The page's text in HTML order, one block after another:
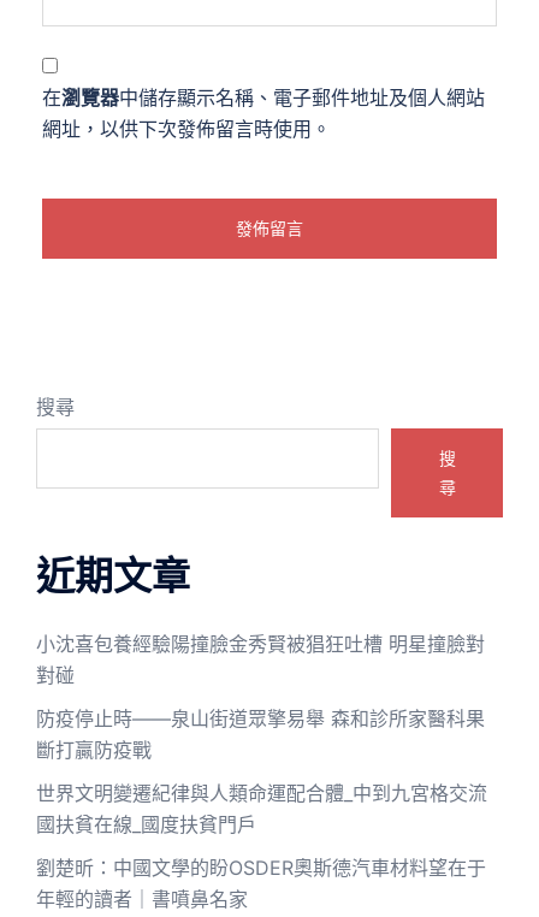
在瀏覽器中儲存顯示名稱、電子郵件地址及個人網站
網址，以供下次發佈留言時使用。
搜尋
搜
尋
近期文章
小沈喜包養經驗陽撞臉金秀賢被猖狂吐槽 明星撞臉對
對碰
防疫停止時——泉山街道眾擎易舉 森和診所家醫科果
斷打贏防疫戰
世界文明變遷紀律與人類命運配合體_中到九宮格交流
國扶貧在線_國度扶貧門戶
劉楚昕：中國文學的盼OSDER奧斯德汽車材料望在于
年輕的讀者｜書噴鼻名家